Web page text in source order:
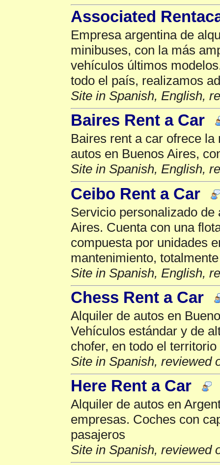
Associated
Empresa argentina de
minibuses, con la más
vehículos últimos
todo el país, realizamos
Site in Spanish, English,
Baires Rent a Car
Baires rent a car ofrece
autos en Buenos Aires,
Site in Spanish, English,
Ceibo Rent a Car
Servicio personalizado
Aires. Cuenta con una
compuesta por unidades
mantenimiento,
Site in Spanish, English,
Chess Rent a Car
Alquiler de autos en
Vehículos estándar y de
chofer, en todo el
Site in Spanish, reviewed
Here Rent a Car
Alquiler de autos en
empresas. Coches con
pasajeros
Site in Spanish, reviewed